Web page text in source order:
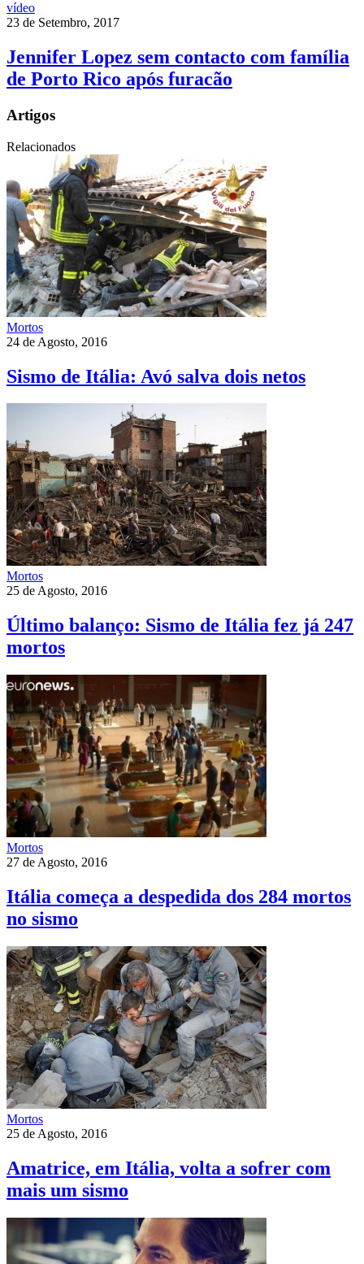
vídeo
23 de Setembro, 2017
Jennifer Lopez sem contacto com família
de Porto Rico após furacão
Artigos
Relacionados
Mortos
24 de Agosto, 2016
Sismo de Itália: Avó salva dois netos
Mortos
25 de Agosto, 2016
Último balanço: Sismo de Itália fez já 247
mortos
Mortos
27 de Agosto, 2016
Itália começa a despedida dos 284 mortos
no sismo
Mortos
25 de Agosto, 2016
Amatrice, em Itália, volta a sofrer com
mais um sismo